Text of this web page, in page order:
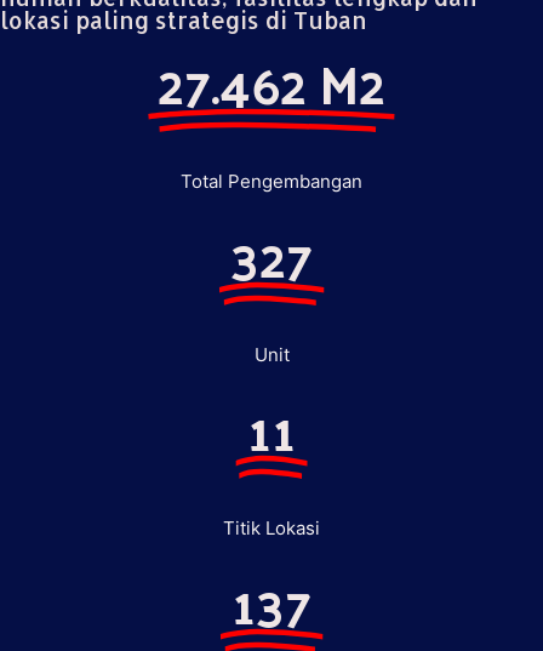
lokasi paling strategis di Tuban
27.462 M2
Total Pengembangan
327
Unit
11
Titik Lokasi
137